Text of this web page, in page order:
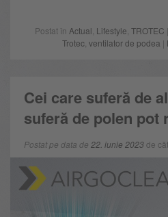
Postat în Actual Lifestyle TROTEC
Trotec, ventilator de podea |
Cei care suferă de
suferă de polen pot
Postat pe data de 22. iunie 2023de